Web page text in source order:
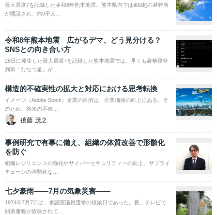
最大震度7を記録した令和8年熊本地震。熊本県内では400超の避難所
が開設され、約9千人…
令和8年熊本地震 広がるデマ、どう見分ける？
SNSとの向き合い方
28日に発生した最大震度7を記録した熊本地震では、早くも豪華寝台
列車「ななつ星」が…
構造的不確実性の拡大と対応における思考転換
イメージ（Adobe Stock）企業の目的は、企業価値の向上にある。そ
のため、将来の不確…
後藤 茂之
事例研究で有事に備え、組織の体質改善で形骸化
を防ぐ
組織レジリエンスの強化やサイバーセキュリティーの向上、サプライ
チェーンの強靭化な…
七夕豪雨――7月の気象災害――
1974年7月7日は、参議院議員選挙の投票日であった。夜、テレビで
開票速報が放映されて…